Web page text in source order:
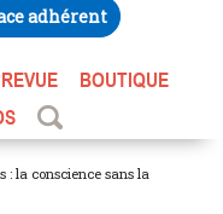
adhérent
REVUE
BOUTIQUE
: la conscience sans la